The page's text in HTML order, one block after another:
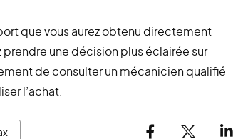
que vous aurez obtenu directement
une décision plus éclairée sur
de consulter un mécanicien qualifié
l’achat.